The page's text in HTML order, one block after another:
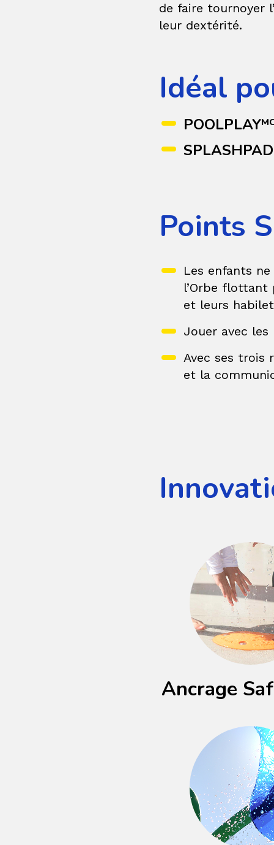
de faire tournoyer
leur dextérité.
Idéal
POOLPLAY
SPLASHPAD
Points
Les enfants
l’Orbe flottant
et leurs
Jouer avec les
Avec ses trois
et la
Ancrage